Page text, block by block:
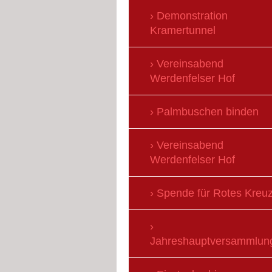
Demonstration
Kramertunnel
Vereinsabend
Werdenfelser Hof
Palmbuschen binden
Vereinsabend
Werdenfelser Hof
Spende für Rotes